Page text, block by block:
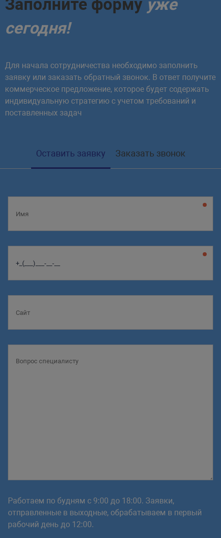
Заполните форму уже
сегодня!
Для начала сотрудничества необходимо заполнить
заявку или заказать обратный звонок. В ответ получите
коммерческое предложение, которое будет содержать
индивидуальную стратегию с учетом требований и
поставленных задач
Оставить заявку Заказать звонок
Работаем по будням с 9:00 до 18:00. Заявки,
отправленные в выходные, обрабатываем в первый
рабочий день до 12:00.